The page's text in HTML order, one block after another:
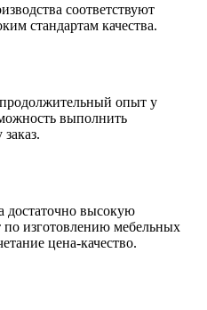
соответствуют
стандартам качества.
опыт у
выполнить
достаточно высокую
по изготовлению мебельных
цена-качество.